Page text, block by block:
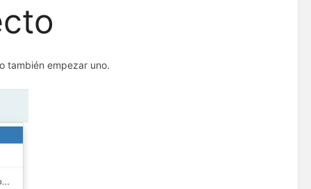
también empezar uno.